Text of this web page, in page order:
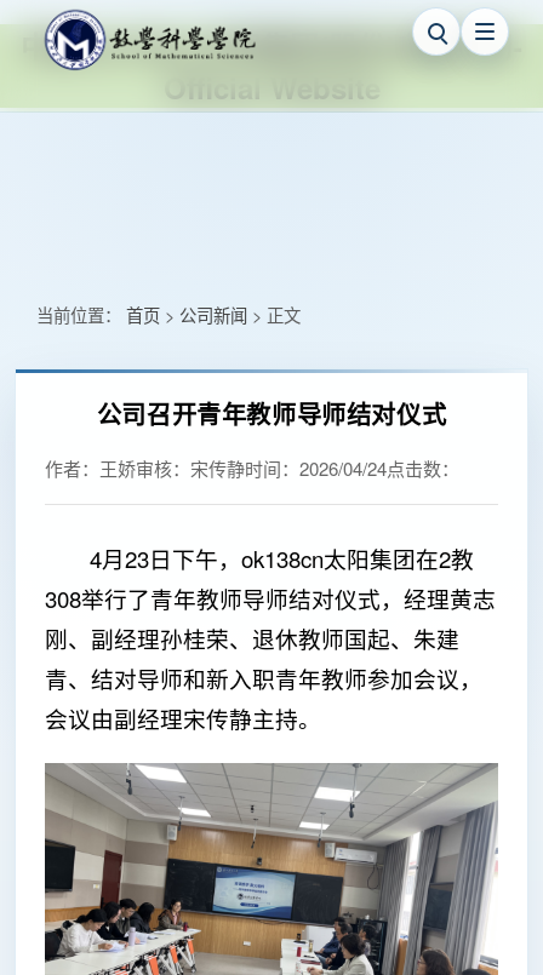
中国·ok138cn太阳集团(股份)有限公司-
当前位置：首页 > 公司新闻 > 正文
公司召开青年教师导师结对仪式
作者： 王娇审核： 宋传静时间： 2026/04/24点击数：
4月23日下午，ok138cn太阳集团在2教
308举行了青年教师导师结对仪式，经理黄志
刚、副经理孙桂荣、退休教师国起、朱建
青、结对导师和新入职青年教师参加会议，
会议由副经理宋传静主持。